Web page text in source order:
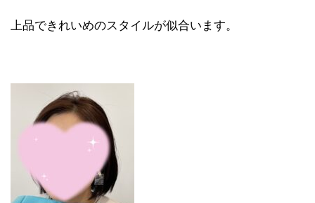
上品できれいめのスタイルが似合います。